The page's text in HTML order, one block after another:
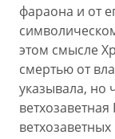
фараона и от
этом смысле
смертью от
указывала, но